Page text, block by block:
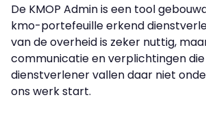
De KMOP Admin is een tool
kmo-portefeuille erkend
van de overheid is zeker nuttig,
communicatie en verplichtingen die
dienstverlener vallen daar niet
ons werk start.